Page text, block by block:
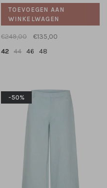
TOEVOEGEN AAN
WINKELWAGEN
€249,00
€135,00
42 44 46 48
-50%